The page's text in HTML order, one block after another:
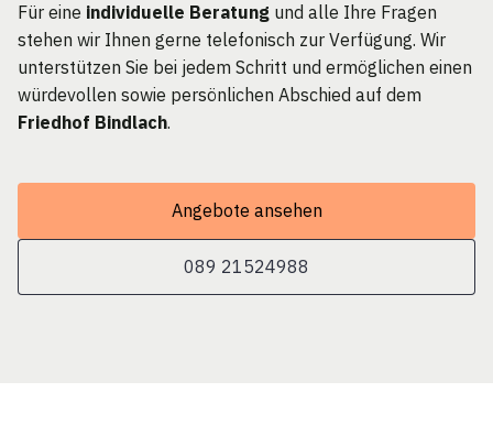
Für eine individuelle Beratung und alle Ihre Fragen
stehen wir Ihnen gerne telefonisch zur Verfügung. Wir
unterstützen Sie bei jedem Schritt und ermöglichen einen
würdevollen sowie persönlichen Abschied auf dem
Friedhof Bindlach.
Angebote ansehen
089 21524988